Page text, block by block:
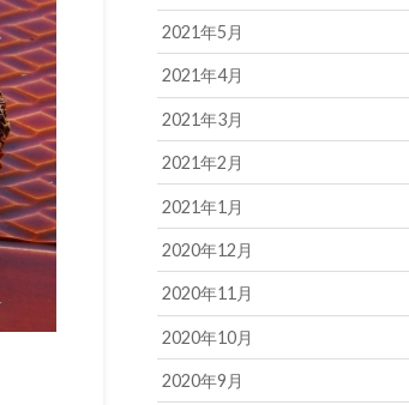
2021年5月
2021年4月
2021年3月
2021年2月
2021年1月
2020年12月
2020年11月
2020年10月
2020年9月